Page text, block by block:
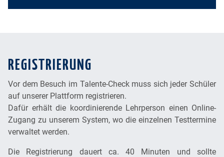
REGISTRIERUNG
Vor dem Besuch im Talente-Check muss sich jeder Schüler
auf unserer Plattform registrieren.
Dafür erhält die koordinierende Lehrperson einen Online-
Zugang zu unserem System, wo die einzelnen Testtermine
verwaltet werden.
Die Registrierung dauert ca. 40 Minuten und sollte